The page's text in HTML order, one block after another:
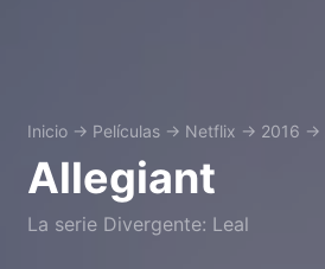
Inicio → Películas → Netflix → 2016 →
Allegiant
La serie Divergente: Leal